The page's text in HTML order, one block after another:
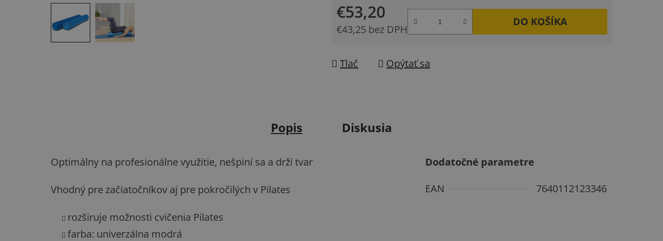
€53,20
€43,25 bez DPH
DO KOŠÍKA
Tlač Opýtať sa
Popis Diskusia
Optimálny na profesionálne využitie, nešpiní sa a drží tvar
Vhodný pre začiatočníkov aj pre pokročilých v Pilates
rozširuje možnosti cvičenia Pilates
farba: univerzálna modrá
Dodatočné parametre
EAN
7640112123346